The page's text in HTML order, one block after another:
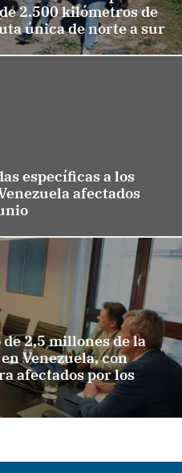
2.500 kilómetros de
única de norte a sur
específicas a los
afectados
de 2,5 millones de la
Venezuela, con
afectados por los